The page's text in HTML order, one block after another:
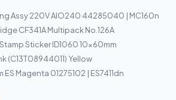
Assy 220V AIO240 44285040 | MC160n
CF341A Multipack No.126A
Sticker ID1060 10x60mm
(C13T08944011) Yellow
ES Magenta 01275102 | ES7411dn